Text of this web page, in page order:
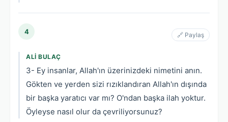
4 🔗 Paylaş
ALI BULAÇ
3- Ey insanlar, Allah'ın üzerinizdeki nimetini anın.
Gökten ve yerden sizi rızıklandıran Allah'ın dışında
bir başka yaratıcı var mı? O'ndan başka ilah yoktur.
Öyleyse nasıl olur da çevriliyorsunuz?